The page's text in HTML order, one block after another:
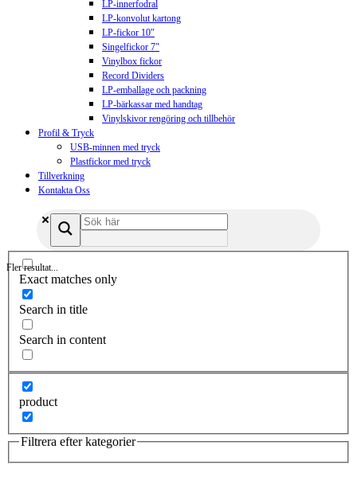
LP-innerfodral
LP-konvolut kartong
LP-fickor 10″
Singelfickor 7″
Vinylbox fickor
Record Dividers
LP-emballage och packning
LP-bärkassar med handtag
Vinylskivor rengöring och tillbehör
Profil & Tryck
USB-minnen med tryck
Plastfickor med tryck
Tillverkning
Kontakta Oss
Fler resultat...
Exact matches only
Search in title
Search in content
product
Filtrera efter kategorier